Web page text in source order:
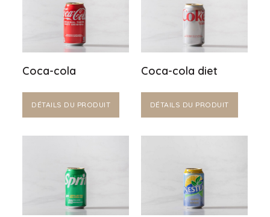
Coca-cola
DÉTAILS DU PRODUIT
Coca-cola diet
DÉTAILS DU PRODUIT